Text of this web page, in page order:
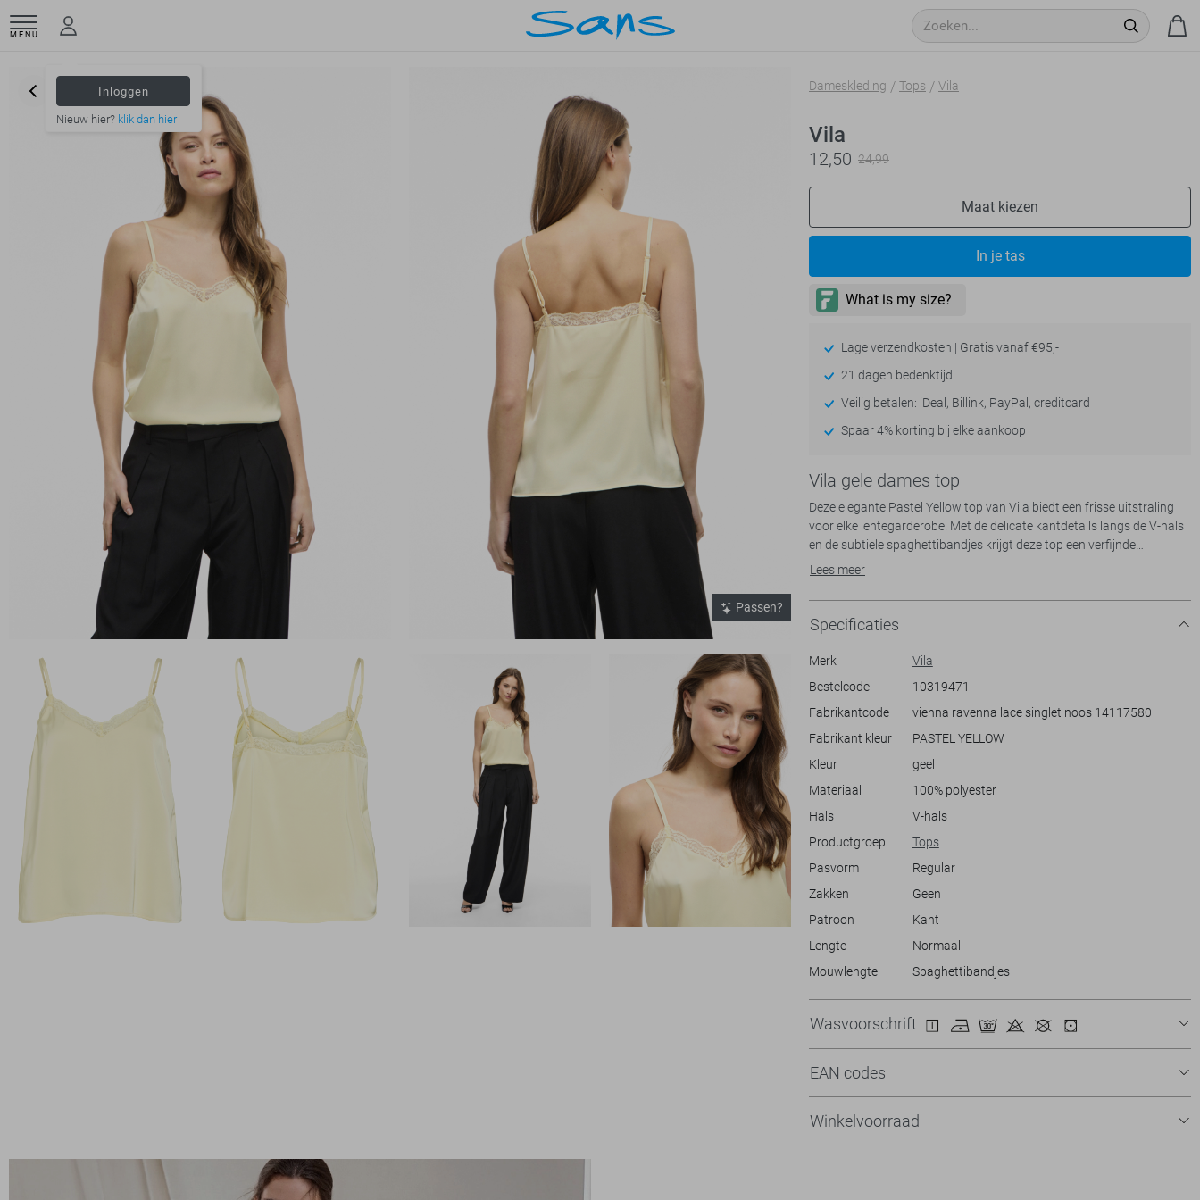
MENU
Inloggen
Nieuw hier? klik dan hier
Passen?
Dameskleding Tops Vila
Vila
12,50 24,99
Maat kiezen
In je tas
Lage verzendkosten | Gratis vanaf €95,-
21 dagen bedenktijd
Veilig betalen: iDeal, Billink, PayPal, creditcard
Spaar 4% korting bij elke aankoop
Vila gele dames top
Deze elegante Pastel Yellow top van Vila biedt een frisse uitstraling
voor elke lentegarderobe. Met de delicate kantdetails langs de V-hals
en de subtiele spaghettibandjes krijgt deze top een verfijnde
uitstraling. De soepelvallende stof van 100% polyester zorgt voor een
avondje uit. Dankzij de regular pasvorm zit de top niet alleen prettig,
maar is hij ook gemakkelijk te combineren met zowel jeans als rokken,
waardoor hij bijzonder veelzijdig is.
luchtige, casual stijl met een vleugje elegantie. De zachte pastelgele
tint straalt frisheid uit en past goed bij het lenteseizoen. Of je nu naar
een brunch met vrienden gaat of een ontspannen dag in het park
normale lengte en moderne snit valt hij mooi langs het lichaam en
voegt hij zich moeiteloos in elke kledingstijl. Voeg dit veelzijdige stuk
Lees meer
Specificaties
Merk
Vila
Bestelcode
10319471
Fabrikantcode
vienna ravenna lace singlet noos 14117580
Fabrikant kleur
PASTEL YELLOW
Kleur
geel
Materiaal
100% polyester
Hals
V-hals
Productgroep
Tops
Pasvorm
Regular
Zakken
Geen
Patroon
Kant
Lengte
Normaal
Mouwlengte
Spaghettibandjes
Wasvoorschrift
EAN codes
Winkelvoorraad